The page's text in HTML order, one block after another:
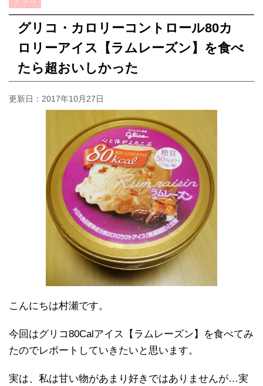
グリコ・カロリーコントロール80カ
ロリーアイス【ラムレーズン】を食べ
たら超おいしかった
更新日： 2017年10月27日
こんにちは村瀬です。
今回はグリコ80Calアイス【ラムレーズン】を食べてみ
たのでレポートしていきたいと思います。
実は、私は甘い物があまり好きではありませんが…実